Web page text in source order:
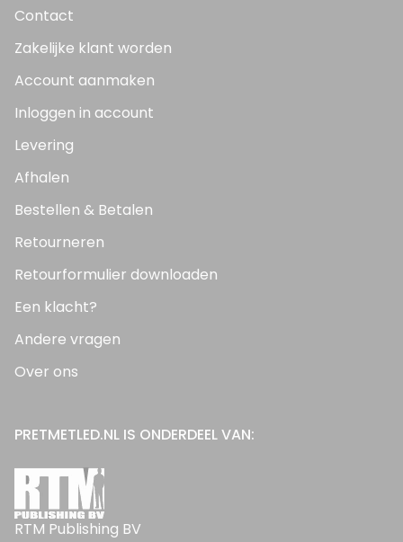
Contact
Zakelijke klant worden
Account aanmaken
Inloggen in account
Levering
Afhalen
Bestellen & Betalen
Retourneren
Retourformulier downloaden
Een klacht?
Andere vragen
Over ons
PRETMETLED.NL IS ONDERDEEL VAN:
RTM Publishing BV